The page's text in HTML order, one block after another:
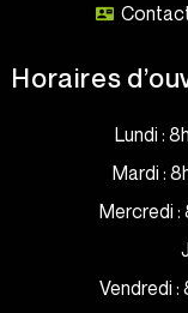
Horaires
Lundi :
Mardi :
Mercredi :
Vendredi :